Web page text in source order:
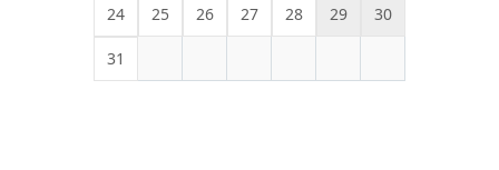
24 25 26 27 28 29 30
31